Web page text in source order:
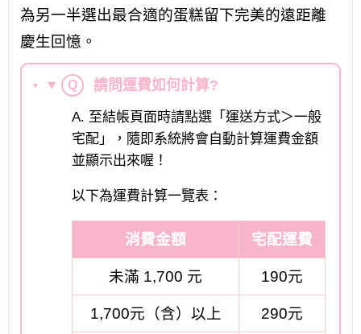
為另一半選出最合適的蛋糕留下完美的遠距離
慶生回憶。
▼ Q 請問運費如何計算?
A. 至結帳頁面時請點選「運送方式＞一般
宅配」，隨即系統將會自動計算運費金額
並顯示出來喔！
以下為運費計算一覽表：
消費金額 宅配運費
未滿 1,700 元 190元
1,700元（含）以上 290元